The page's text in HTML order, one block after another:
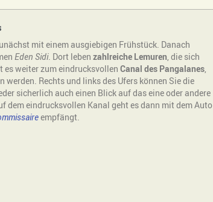
mit einem ausgiebigen Frühstück. Danach
Eden Sidi. Dort leben zahlreiche Lemuren, die sich
es weiter zum eindrucksvollen Canal des Pangalanes,
Rechts und links des Ufers können Sie die
sicherlich auch einen Blick auf das eine oder andere
dem eindrucksvollen Kanal geht es dann mit dem Auto
empfängt.